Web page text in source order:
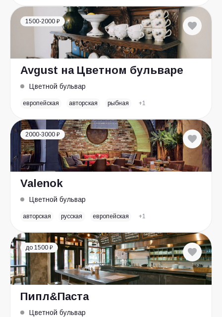
1500-2000 ₽
Avgust на Цветном бульваре
Цветной бульвар
европейская авторская рыбная +1
2000-3000 ₽
Valenok
Цветной бульвар
авторская русская европейская +1
до 1500 ₽
Пипл&Паста
Цветной бульвар